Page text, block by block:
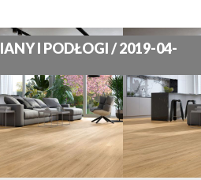
I PODŁOGI / 2019-04-